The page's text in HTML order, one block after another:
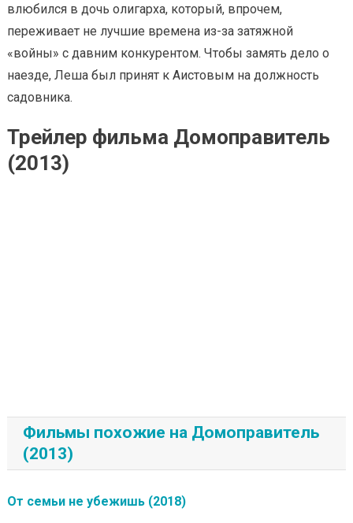
влюбился в дочь олигарха, который, впрочем,
переживает не лучшие времена из-за затяжной
«войны» с давним конкурентом. Чтобы замять дело о
наезде, Леша был принят к Аистовым на должность
садовника.
Трейлер фильма Домоправитель
(2013)
Фильмы похожие на Домоправитель
(2013)
От семьи не убежишь (2018)